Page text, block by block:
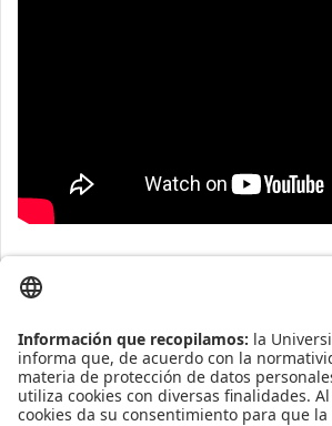
Presentaciones
Introducción
Presentación.
Pablo Figueroa F, Universidad de los Andes
Galería de imágenes